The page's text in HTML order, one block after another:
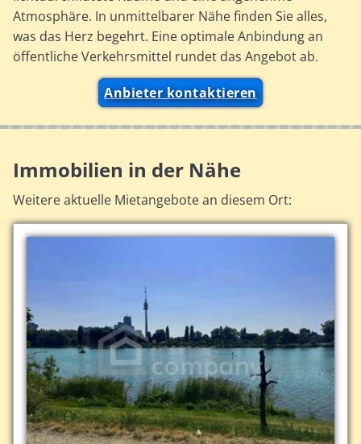
Atmosphäre. In unmittelbarer Nähe finden Sie alles,
was das Herz begehrt. Eine optimale Anbindung an
öffentliche Verkehrsmittel rundet das Angebot ab.
Anbieter kontaktieren
Immobilien in der Nähe
Weitere aktuelle Mietangebote an diesem Ort: